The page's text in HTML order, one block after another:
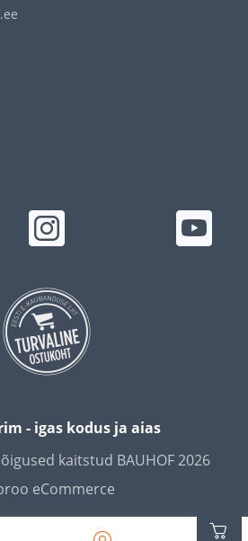
- igas kodus ja aias
kaitstud BAUHOF 2026
eCommerce